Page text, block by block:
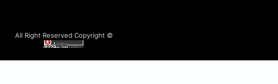
All Right Reserved Copyright ©